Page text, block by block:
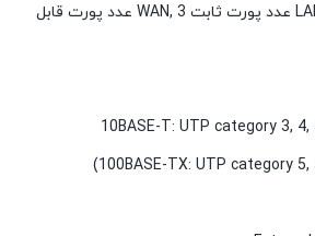
1 عدد پورت ثابت LAN, 1 عدد پورت ثابت WAN, 3 عدد پورت قابل
(10BASE-T: UTP category 3,
(100BASE-TX: UTP category